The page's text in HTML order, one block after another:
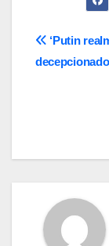
de
‘Putin